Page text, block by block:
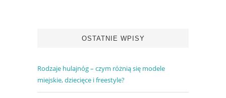
OSTATNIE WPISY
Rodzaje hulajnóg – czym różnią się modele
miejskie, dziecięce i freestyle?